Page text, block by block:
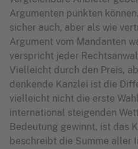
Argumenten punkten
sicher auch, aber als wie
Argument vom Mandanten
verspricht jeder
Vielleicht durch den Preis,
denkende Kanzlei ist die
vielleicht nicht die erste
international steigenden
Bedeutung gewinnt, ist das
beschreibt die Summe aller